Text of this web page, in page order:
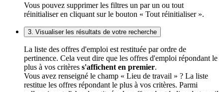
Vous pouvez supprimer les filtres un par un ou tout
réinitialiser en cliquant sur le bouton « Tout réinitialiser ».
3. Visualiser les résultats de votre recherche
La liste des offres d'emploi est restituée par ordre de
pertinence. Cela veut dire que les offres d'emploi répondant le
plus à vos critères s'affichent en premier.
Vous avez renseigné le champ « Lieu de travail » ? La liste
restitue les offres répondant le plus à vos critères. Parmi